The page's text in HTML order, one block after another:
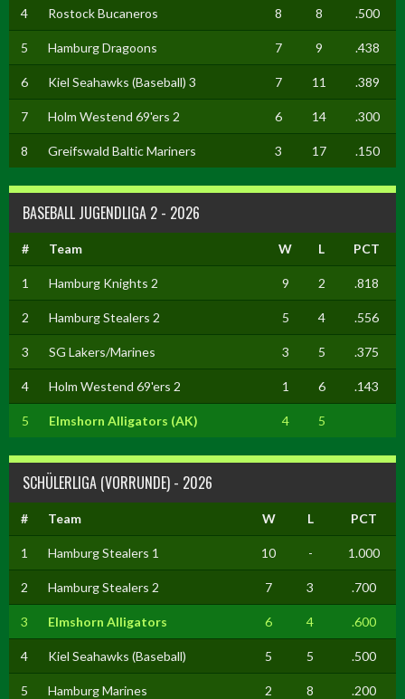
4 Rostock Bucaneros 8 8 .500
5 Hamburg Dragoons 7 9 .438
6 Kiel Seahawks (Baseball) 3 7 11 .389
7 Holm Westend 69'ers 2 6 14 .300
8 Greifswald Baltic Mariners 3 17 .150
BASEBALL JUGENDLIGA 2 - 2026
# Team W L PCT
1 Hamburg Knights 2 9 2 .818
2 Hamburg Stealers 2 5 4 .556
3 SG Lakers/Marines 3 5 .375
4 Holm Westend 69'ers 2 1 6 .143
5 Elmshorn Alligators (AK) 4 5
SCHÜLERLIGA (VORRUNDE) - 2026
# Team W L PCT
1 Hamburg Stealers 1 10 - 1.000
2 Hamburg Stealers 2 7 3 .700
3 Elmshorn Alligators 6 4 .600
4 Kiel Seahawks (Baseball) 5 5 .500
5 Hamburg Marines 2 8 .200